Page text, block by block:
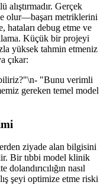
alıştırmadır. Gerçek
olur—başarı metriklerini
hataları debug etme ve
Küçük bir projeyi
yüksek tahmin etmeniz
çıkar:
"Bunu verimli
gereken temel model
ziyade alan bilgisini
Bir tıbbi model klinik
nasıl
şeyi optimize etme riski